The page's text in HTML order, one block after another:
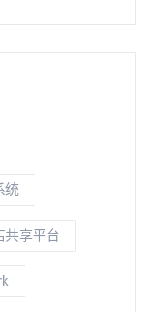
统
共享平台